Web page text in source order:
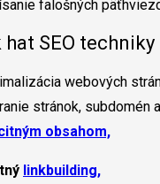
falošných
SEO techniky
webových
stránok, subdomén
obsahom,
linkbuilding,